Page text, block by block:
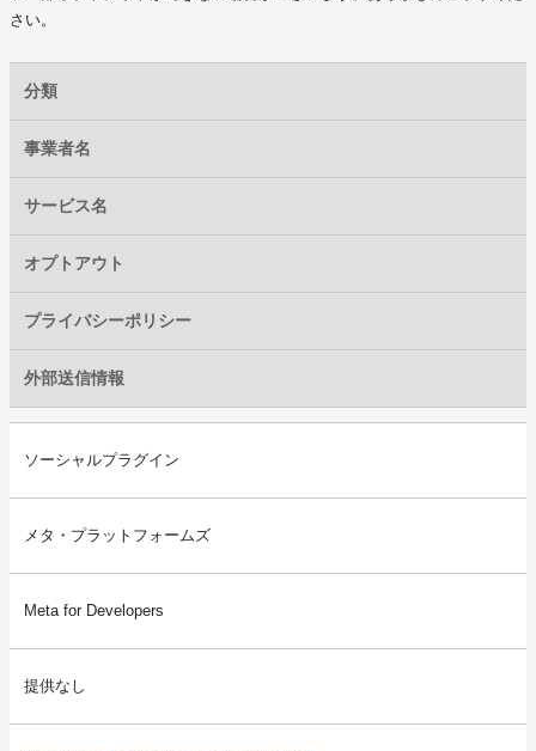
さい。
分類
事業者名
サービス名
オプトアウト
プライバシーポリシー
外部送信情報
ソーシャルプラグイン
メタ・プラットフォームズ
Meta for Developers
提供なし